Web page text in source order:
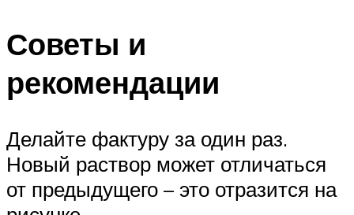
Советы и
рекомендации
Делайте фактуру за один раз.
Новый раствор может отличаться
от предыдущего – это отразится на